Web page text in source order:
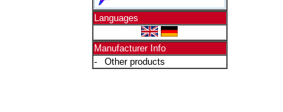
Languages
Manufacturer Info
-
Other products